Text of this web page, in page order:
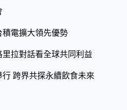
電擴大領先優勢
拉對話看全球共同利益
跨界共探永續飲食未來